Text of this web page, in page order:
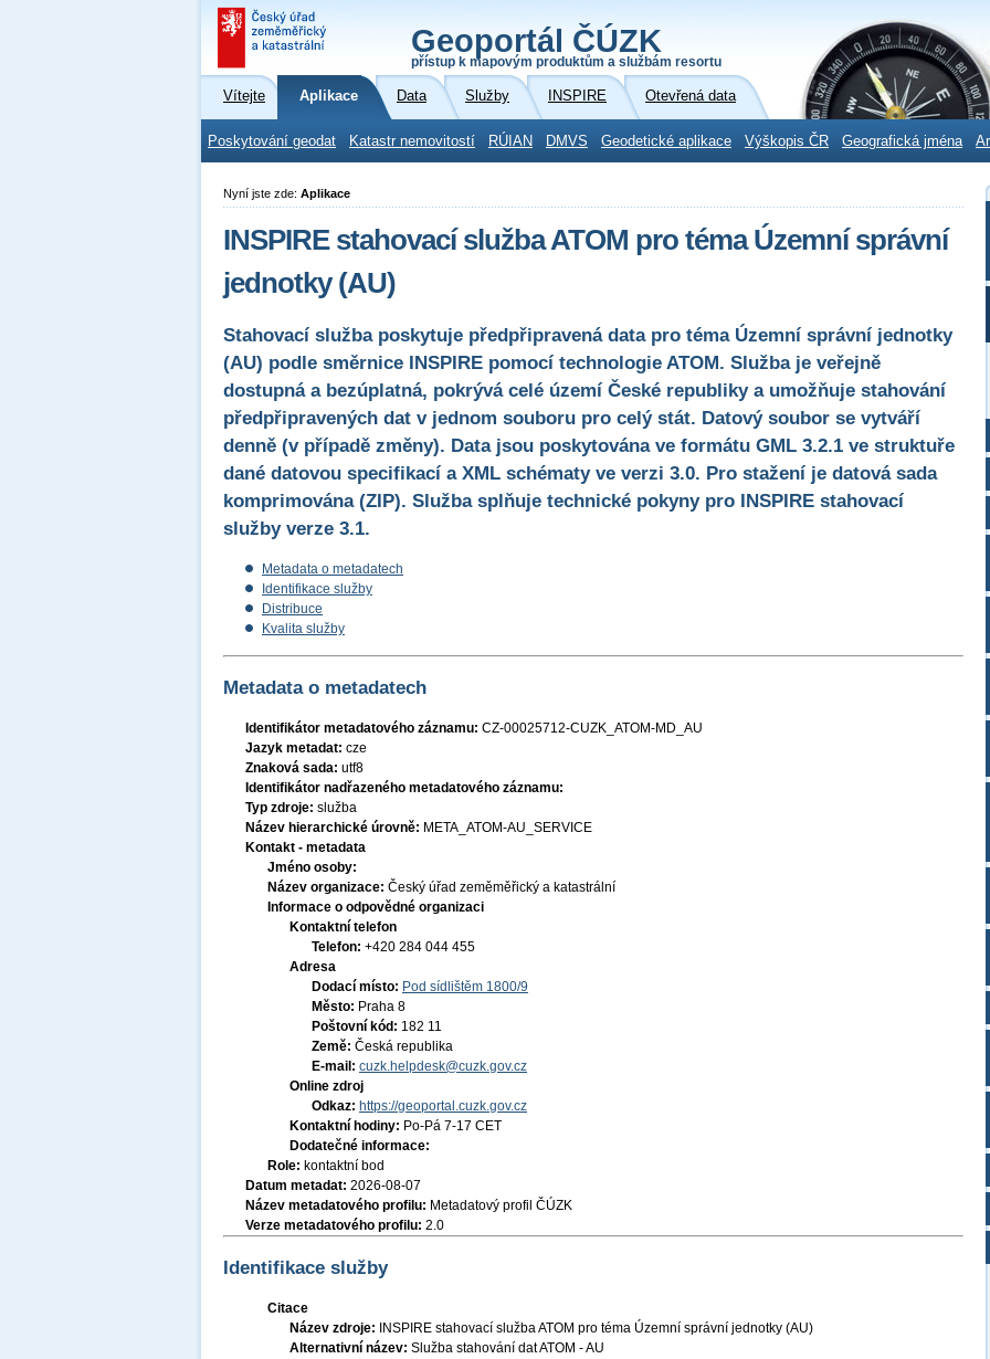
Geoportál ČÚZK
přístup k mapovým produktům a službám resortu
Vítejte Aplikace Data Služby INSPIRE Otevřená data
Poskytování geodat Katastr nemovitostí RÚIAN DMVS Geodetické aplikace Výškopis ČR Geografická jména
Nyní jste zde: Aplikace
INSPIRE stahovací služba ATOM pro téma Územní správní
jednotky (AU)
Stahovací služba poskytuje předpřipravená data pro téma Územní správní jednotky
(AU) podle směrnice INSPIRE pomocí technologie ATOM. Služba je veřejně
dostupná a bezúplatná, pokrývá celé území České republiky a umožňuje stahování
předpřipravených dat v jednom souboru pro celý stát. Datový soubor se vytváří
denně (v případě změny). Data jsou poskytována ve formátu GML 3.2.1 ve struktuře
dané datovou specifikací a XML schématy ve verzi 3.0. Pro stažení je datová sada
komprimována (ZIP). Služba splňuje technické pokyny pro INSPIRE stahovací
služby verze 3.1.
Metadata o metadatech
Identifikace služby
Distribuce
Kvalita služby
Metadata o metadatech
Identifikátor metadatového záznamu: CZ-00025712-CUZK_ATOM-MD_AU
Jazyk metadat: cze
Znaková sada: utf8
Identifikátor nadřazeného metadatového záznamu:
Typ zdroje: služba
Název hierarchické úrovně: META_ATOM-AU_SERVICE
Kontakt - metadata
Jméno osoby:
Název organizace: Český úřad zeměměřický a katastrální
Informace o odpovědné organizaci
Kontaktní telefon
Telefon: +420 284 044 455
Adresa
Dodací místo: Pod sídlištěm 1800/9
Město: Praha 8
Poštovní kód: 182 11
Země: Česká republika
E-mail: cuzk.helpdesk@cuzk.gov.cz
Online zdroj
Odkaz: https://geoportal.cuzk.gov.cz
Kontaktní hodiny: Po-Pá 7-17 CET
Dodatečné informace:
Role: kontaktní bod
Datum metadat: 2026-08-07
Název metadatového profilu: Metadatový profil ČÚZK
Verze metadatového profilu: 2.0
Identifikace služby
Citace
Název zdroje:
INSPIRE stahovací služba ATOM pro téma Územní správní jednotky (AU)
Alternativní název: Služba stahování dat ATOM - AU